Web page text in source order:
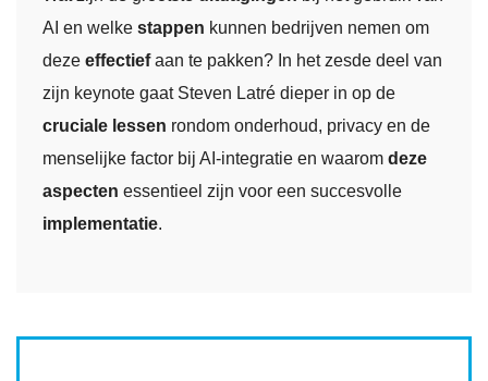
AI en welke stappen kunnen bedrijven nemen om
deze effectiefaan te pakken? In het zesde deel van
zijn keynote gaat Steven Latré dieper in op de
cruciale lessen rondom onderhoud, privacy en de
menselijke factor bij AI-integratie en waarom deze
aspecten essentieel zijn voor een succesvolle
implementatie.